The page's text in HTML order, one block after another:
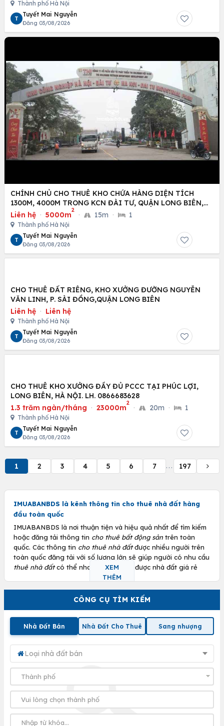
CÔNG CỤ TÌM KIẾM
Nhà Đất Bán Nhà Đất Cho Thuê Sang nhượng
Loại nhà đất bán
Thành phố Hà Nội
T
Tuyết Mai Nguyễn
Đăng 03/08/2026
CHÍNH CHỦ CHO THUÊ KHO CHỨA HÀNG DIỆN TÍCH
1300M, 4000M TRONG KCN ĐÀI TƯ, QUẬN LONG BIÊN,
HÀ NỘI
Liên hệ · 5000m
2
· 15m · 1
Thành phố Hà Nội
T
Tuyết Mai Nguyễn
Đăng 03/08/2026
CHO THUÊ ĐẤT RIÊNG, KHO XƯỞNG ĐƯỜNG NGUYỄN
VĂN LINH, P. SÀI ĐỒNG,QUẬN LONG BIÊN
Liên hệ · Liên hệ
Thành phố Hà Nội
T
Tuyết Mai Nguyễn
Đăng 03/08/2026
CHO THUÊ KHO XƯỞNG ĐẦY ĐỦ PCCC TẠI PHÚC LỢI,
LONG BIÊN, HÀ NỘI. LH. 0866683628
1.3 trăm ngàn/tháng · 23000m
2
· 20m · 1
Thành phố Hà Nội
T
Tuyết Mai Nguyễn
Đăng 03/08/2026
1 2 3 4 5 6 7 ... 197
IMUABANBDS là kênh thông tin cho thuê nhà đất hàng
đầu toàn quốc
IMUABANBDS là nơi thuận tiện và hiệu quả nhất để tìm kiếm
hoặc đăng tải thông tin cho thuê bất động sản trên toàn
quốc. Các thông tin cho thuê nhà đấtđược nhiều người trên
toàn quốc đăng tải với số lượng lớn sẽ giúp người có nhu cầu
thuê nhà đấtcó thể nhanh chóng tìm được nhà đất giá rẻ
theo ý muốn. Bên cạnh đó người cho thuê cũng có thể cho
Lý do bạn nên tham gia thị trường cho thuê nhà đất
Nếu bạn có sẵn một lượng vốn nhất định cần tìm chỗ đầu tư,
thì thị trường bất động sản là kênh đầu tư hàng đầu bạn nên
nghĩ đến. Bởi với nhu cầu nhà đất luôn có sẵn cùng với xu
hướng luôn tăng lên của giá nhà đất, nếu vào đúng thời
điểm, bạn có thể kiếm một khoản lợi nhuận rất đáng kể.
Những điều cần chú ý trước khi tham gia
động sản
Tìm hiểu cách định giábất động sản
đấthoặccho thuê nhà đấtvới giá phù hợp nhất so với thị
trường.
XEM
THÊM